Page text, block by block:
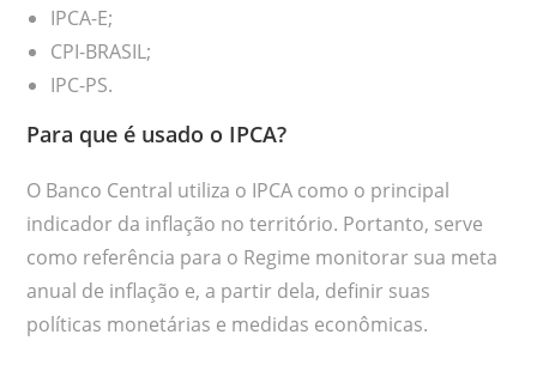
IPCA-E;
CPI-BRASIL;
IPC-PS.
Para que é usado o IPCA?
O Banco Central utiliza o IPCA como o principal
indicador da inflação no território. Portanto, serve
como referência para o Regime monitorar sua meta
anual de inflação e, a partir dela, definir suas
políticas monetárias e medidas econômicas.